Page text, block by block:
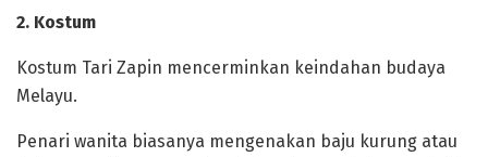
‎2. Kostum
‎Kostum Tari Zapin mencerminkan keindahan budaya
Melayu.
Penari wanita biasanya mengenakan baju kurung atau